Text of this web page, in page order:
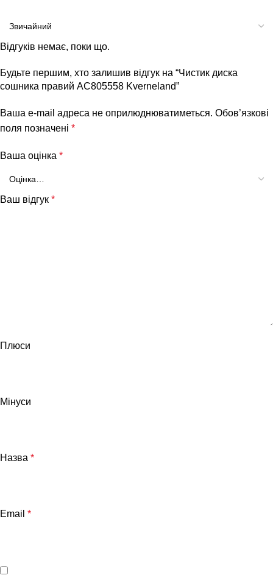
Відгуків немає, поки що.
Будьте першим, хто залишив відгук на “Чистик диска
сошника правий AC805558 Kverneland”
Ваша e-mail адреса не оприлюднюватиметься. Обов’язкові
поля позначені *
Ваша оцінка *
Ваш відгук *
Плюси
Мінуси
Назва *
Email *